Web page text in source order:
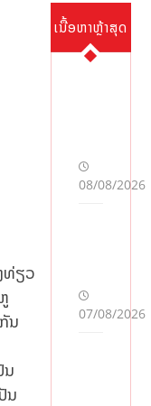
ທ່ຽວ
ນ
ນ
ນ
ເນື້ອຫາຫຼ້າສຸດ
08/08/2026
07/08/2026